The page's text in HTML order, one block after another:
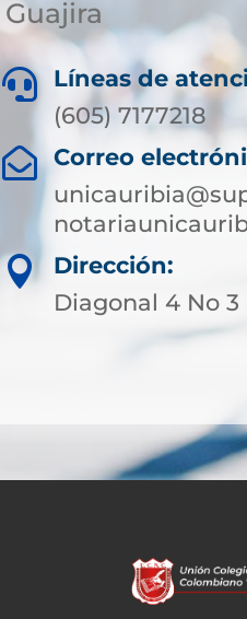
Guajira

Líneas de
(605) 7177218
 Correo

Dirección:
Diagonal 4 No 3